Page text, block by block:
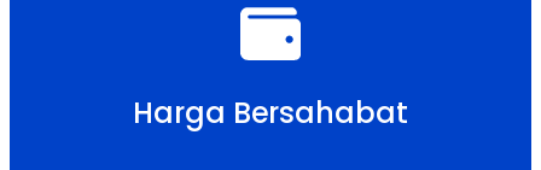
Harga Bersahabat